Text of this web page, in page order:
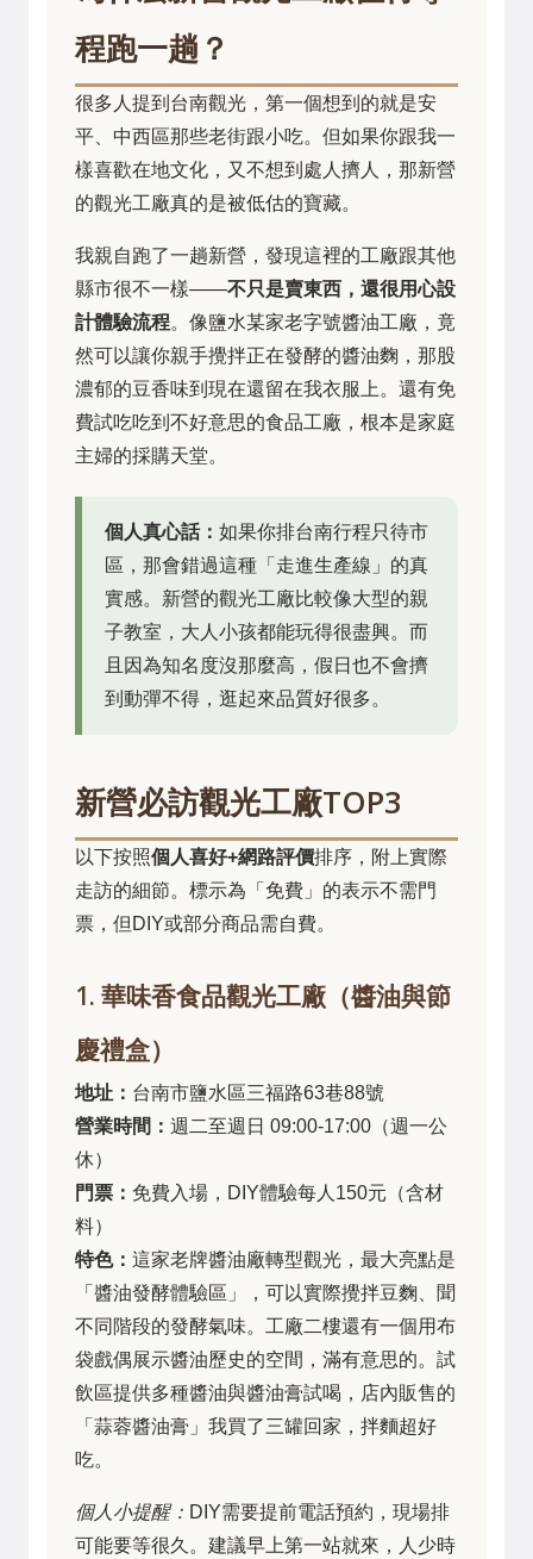
程跑一趟？
很多人提到台南觀光，第一個想到的就是安
平、中西區那些老街跟小吃。但如果你跟我一
樣喜歡在地文化，又不想到處人擠人，那新營
的觀光工廠真的是被低估的寶藏。
我親自跑了一趟新營，發現這裡的工廠跟其他
縣市很不一樣——不只是賣東西，還很用心設
計體驗流程。像鹽水某家老字號醬油工廠，竟
然可以讓你親手攪拌正在發酵的醬油麴，那股
濃郁的豆香味到現在還留在我衣服上。還有免
費試吃吃到不好意思的食品工廠，根本是家庭
主婦的採購天堂。
個人真心話：如果你排台南行程只待市
區，那會錯過這種「走進生產線」的真
實感。新營的觀光工廠比較像大型的親
子教室，大人小孩都能玩得很盡興。而
且因為知名度沒那麼高，假日也不會擠
到動彈不得，逛起來品質好很多。
新營必訪觀光工廠TOP3
以下按照個人喜好+網路評價排序，附上實際
走訪的細節。標示為「免費」的表示不需門
票，但DIY或部分商品需自費。
1. 華味香食品觀光工廠（醬油與節
慶禮盒）
地址： 台南市鹽水區三福路63巷88號
營業時間： 週二至週日 09:00-17:00（週一公
休）
門票： 免費入場，DIY體驗每人150元（含材
料）
特色： 這家老牌醬油廠轉型觀光，最大亮點是
「醬油發酵體驗區」，可以實際攪拌豆麴、聞
不同階段的發酵氣味。工廠二樓還有一個用布
袋戲偶展示醬油歷史的空間，滿有意思的。試
飲區提供多種醬油與醬油膏試喝，店內販售的
「蒜蓉醬油膏」我買了三罐回家，拌麵超好
吃。
個人小提醒： DIY需要提前電話預約，現場排
可能要等很久。建議早上第一站就來，人少時